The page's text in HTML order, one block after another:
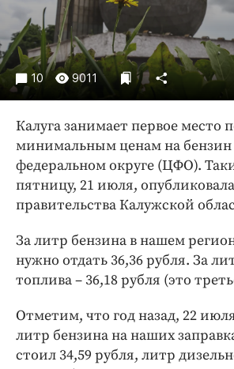
Спорт
Экономика и бизнес
ПРОЕКТЫ
Блоги
Издания
Медиаперсона
Интересное чтиво
Клиника года
Работодатель года
10 9011
Калуга занимает первое место
минимальным ценам на
федеральном округе (ЦФО).
пятницу, 21 июля,
правительства Калужской
За литр бензина в нашем
нужно отдать 36,36 рубля. За
топлива – 36,18 рубля (это
Отметим, что год назад, 22
литр бензина на наших
стоил 34,59 рубля, литр